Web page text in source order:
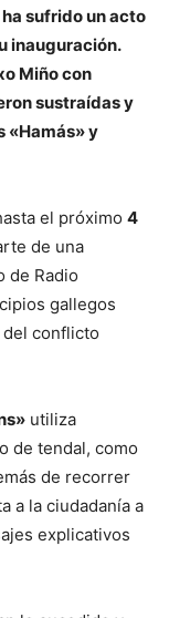
sufrido un acto
inauguración.
Miño con
sustraídas y
«Hamás» y
el próximo 4
de una
de Radio
gallegos
conflicto
utiliza
de tendal, como
de recorrer
a la ciudadanía a
explicativos